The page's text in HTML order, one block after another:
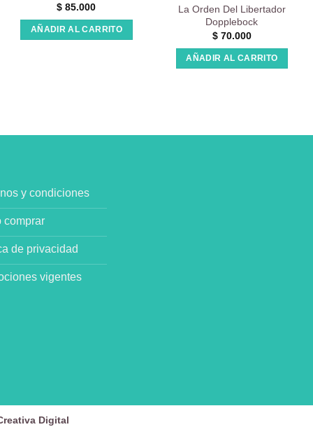
$ 85.000
AÑADIR AL CARRITO
La Orden Del Libertador
Dopplebock
$70.000
AÑADIR AL CARRITO
y condiciones
comprar
de privacidad
vigentes
Digital